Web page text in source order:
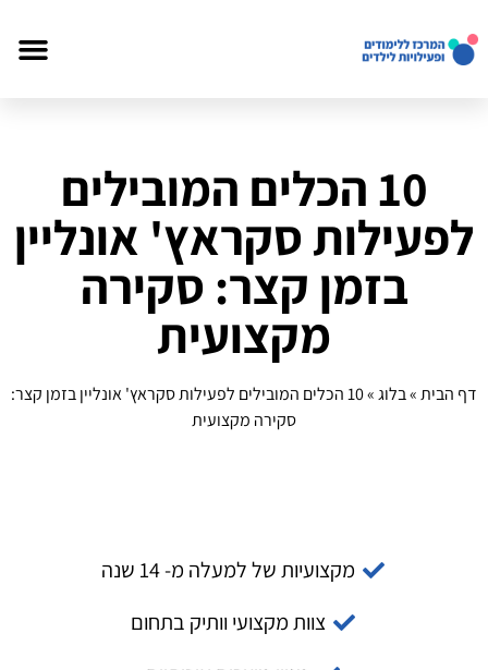
10 הכלים המובילים
לפעילות סקראץ' אונליין
בזמן קצר: סקירה
מקצועית
דף הבית»בלוג»
10 הכלים המובילים לפעילות סקראץ' אונליין בזמן קצר:
סקירה מקצועית
מקצועיות של למעלה מ- 14 שנה
צוות מקצועי וותיק בתחום